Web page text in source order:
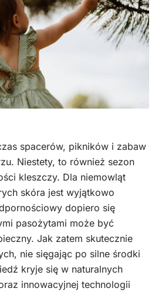
spacerów, pikników i zabaw
Niestety, to również sezon
kleszczy. Dla niemowląt
skóra jest wyjątkowo
dopiero się
pasożytami może być
Jak zatem skutecznie
nie sięgając po silne środki
kryje się w naturalnych
innowacyjnej technologii